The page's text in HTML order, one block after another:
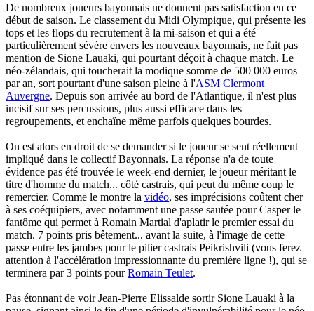
De nombreux joueurs bayonnais ne donnent pas satisfaction en ce
début de saison. Le classement du Midi Olympique, qui présente les
tops et les flops du recrutement à la mi-saison et qui a été
particulièrement sévère envers les nouveaux bayonnais, ne fait pas
mention de Sione Lauaki, qui pourtant déçoit à chaque match. Le
néo-zélandais, qui toucherait la modique somme de 500 000 euros
par an, sort pourtant d'une saison pleine à l'ASM Clermont
Auvergne. Depuis son arrivée au bord de l'Atlantique, il n'est plus
incisif sur ses percussions, plus aussi efficace dans les
regroupements, et enchaîne même parfois quelques bourdes.
On est alors en droit de se demander si le joueur se sent réellement
impliqué dans le collectif Bayonnais. La réponse n'a de toute
évidence pas été trouvée le week-end dernier, le joueur méritant le
titre d'homme du match... côté castrais, qui peut du même coup le
remercier. Comme le montre la vidéo, ses imprécisions coûtent cher
à ses coéquipiers, avec notamment une passe sautée pour Casper le
fantôme qui permet à Romain Martial d'aplatir le premier essai du
match. 7 points pris bêtement... avant la suite, à l'image de cette
passe entre les jambes pour le pilier castrais Peikrishvili (vous ferez
attention à l'accélération impressionnante du première ligne !), qui se
terminera par 3 points pourRomain Teulet.
Pas étonnant de voir Jean-Pierre Elissalde sortir Sione Lauaki à la